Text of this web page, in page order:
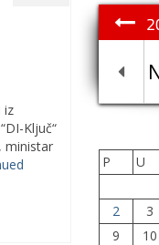
iz
Ključ“
ministar
P
U
2
3
9
10